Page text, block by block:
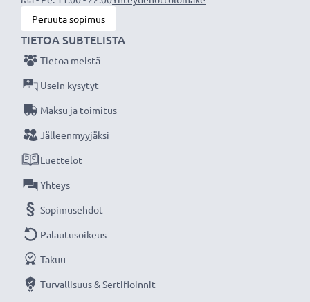
Teho / Power Watt: 60W
Tulo / Input: 100 - 250V
Lähtöjännite / Output Volttia
Ampeeri / Output ampeeri
Virtajohdon pituus
Olemme vuonna 2004 perustettu kansainvälinen
verkkokauppa, joka tarjoaa laadukkaita tuotteita, ja
siksi tarjoamme 36 kuukauden takuun!
Peruuta sopimus
TIETOA SUBTELISTA
Tietoa meistä
Usein kysytyt
Maksu ja toimitus
Jälleenmyyjäksi
Luettelot
Yhteys
Sopimusehdot
Palautusoikeus
Takuu
Turvallisuus & Sertifioinnit